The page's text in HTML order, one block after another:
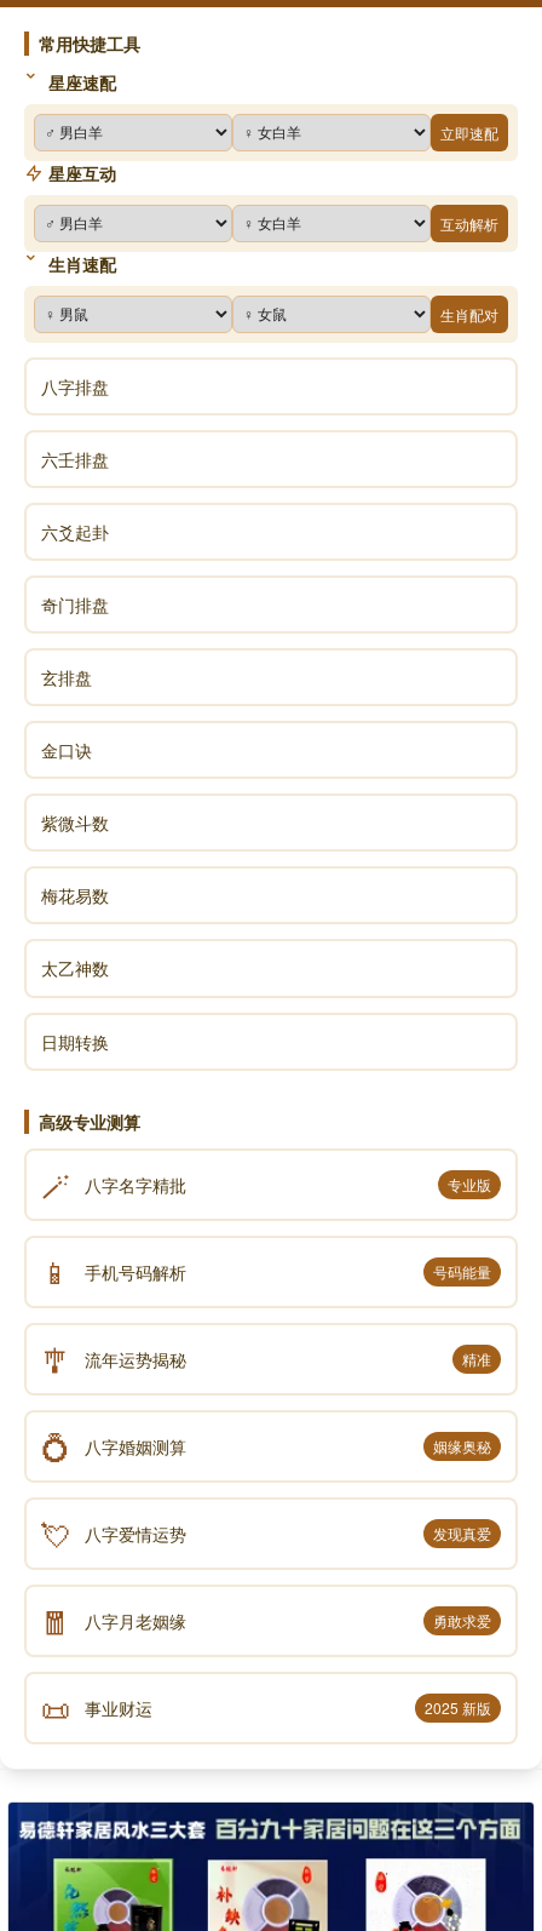
常用快捷工具
星座速配
立即速配
星座互动
互动解析
生肖速配
生肖配对
八字排盘
六壬排盘
六爻起卦
奇门排盘
玄排盘
金口诀
紫微斗数
梅花易数
太乙神数
日期转换
高级专业测算
🪄 八字名字精批 专业版
📱 手机号码解析 号码能量
🎐 流年运势揭秘 精准
💍 八字婚姻测算 姻缘奥秘
💘 八字爱情运势 发现真爱
🧧 八字月老姻缘 勇敢求爱
📜 事业财运 2025 新版